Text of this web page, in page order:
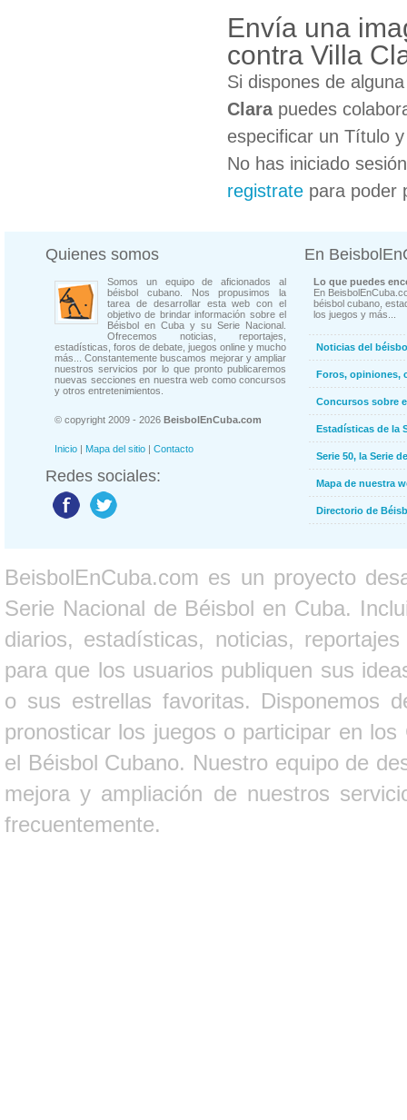
Envía una
contra Villa
Si dispones de
Clarapuedes
especificar un Título
No has iniciado
registrate para poder
Quienes somos
Somos un equipo de aficionados al
béisbol cubano. Nos propusimos la
tarea de desarrollar esta web con el
objetivo de brindar información sobre el
Béisbol en Cuba y su Serie Nacional.
Ofrecemos noticias, reportajes,
estadísticas, foros de debate, juegos online y mucho
más... Constantemente buscamos mejorar y ampliar
nuestros servicios por lo que pronto publicaremos
nuevas secciones en nuestra web como concursos
y otros entretenimientos.
© copyright 2009 - 2026 BeisbolEnCuba.com
Inicio | Mapa del sitio | Contacto
Redes sociales:
En
Lo que puedes
En
béisbol cubano,
los juegos y más...
Noticias del
Foros, opiniones,
Concursos sobre
Estadísticas de la
Serie 50, la Serie
Mapa de nuestra
Directorio de
BeisbolEnCuba.com es un proyecto
Serie Nacional de Béisbol en Cuba.
diarios, estadísticas, noticias,
para que los usuarios publiquen sus
o sus estrellas favoritas. Disponemos
pronosticar los juegos o participar en
el Béisbol Cubano. Nuestro equipo de
mejora y ampliación de nuestros
frecuentemente.